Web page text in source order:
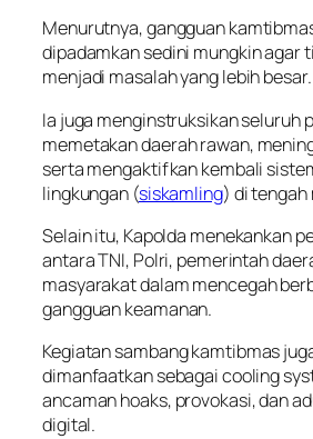
Menurutnya, gangguan
dipadamkan sedini mungkin agar
menjadi masalah yang lebih besar.
Ia juga menginstruksikan seluruh
memetakan daerah rawan,
serta mengaktifkan kembali
lingkungan (siskamling) di tengah
Selain itu, Kapolda menekankan
antara TNI, Polri, pemerintah
masyarakat dalam mencegah
gangguan keamanan.
Kegiatan sambang kamtibmas
dimanfaatkan sebagai cooling
ancaman hoaks, provokasi, dan
digital.